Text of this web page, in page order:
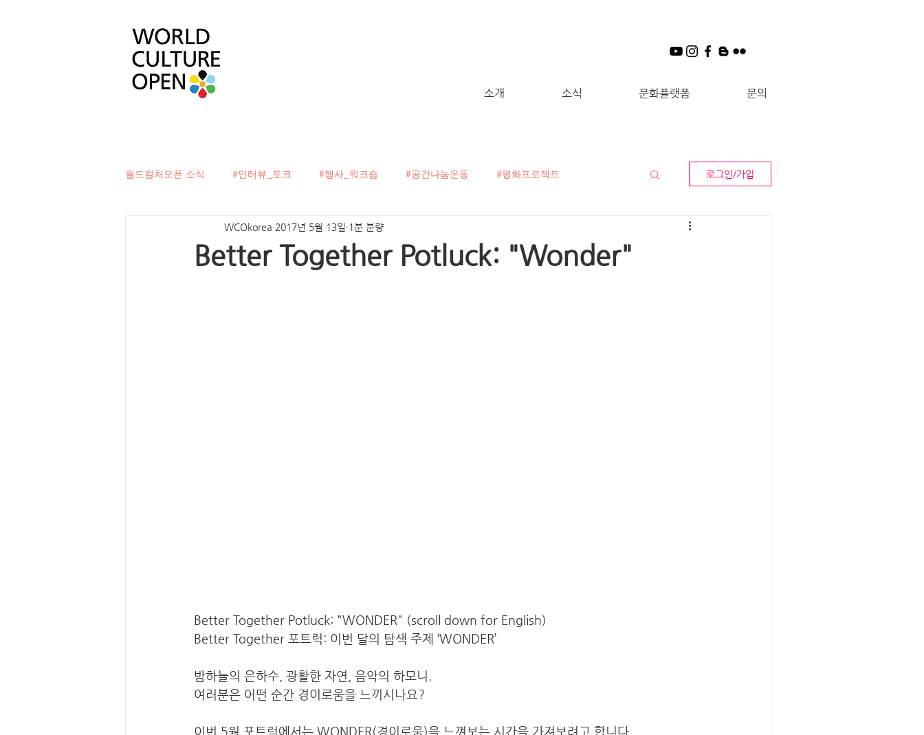
소개 소식 문화플랫폼 문의
월드컬처오픈 소식 #인터뷰_토크 #행사_워크숍 #공간나눔운동 #평화프로젝트
#컬처디자이너발굴캠페인 #C!talk
로그인/가입
Better Together Potluck: "Wonder"
WCOkorea 2017년 5월 13일 1분 분량
Better Together Potluck: "WONDER" (scroll down for English)
Better Together 포트럭: 이번 달의 탐색 주제 ‘WONDER’
밤하늘의 은하수, 광활한 자연, 음악의 하모니.
여러분은 어떤 순간 경이로움을 느끼시나요?
이번 5월 포트럭에서는 WONDER(경이로움)을 느껴보는 시간을 가져보려고 합니다.